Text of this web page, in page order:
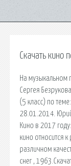
Скачать кино
На музыкальном
Сергея
(5 класс) по
28.01.2014.
Кино в 2017
кино относится
различном
снег ,